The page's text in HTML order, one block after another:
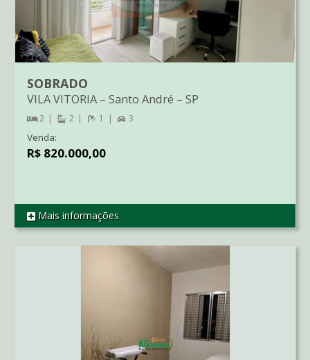
REF SO1768
SOBRADO
VILA VITORIA – Santo André – SP
2 2 1 3
Venda:
R$ 820.000,00
Mais informações